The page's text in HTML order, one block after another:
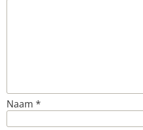
Naam *